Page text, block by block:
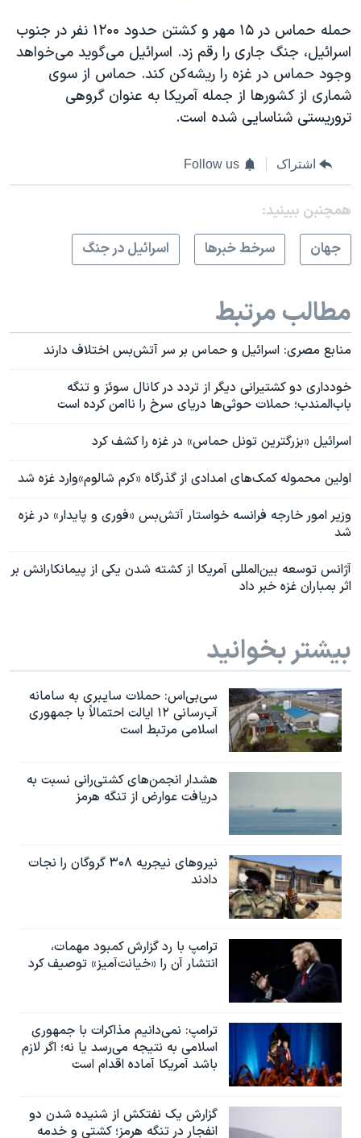
حمله حماس در ۱۵ مهر و کشتن حدود ۱۲۰۰ نفر در جنوب
اسرائيل، جنگ جاری را رقم زد. اسرائيل می‌گوید می‌خواهد
وجود حماس در غزه را ریشه‌کن کند. حماس از سوی
شماری از کشورها از جمله آمریکا به عنوان گروهی
تروریستی شناسایی شده است.
اشتراک Follow us
همچنبن ببینید:
جهان
سرخط خبرها اسرائیل در جنگ
مطالب مرتبط
منابع مصری: اسرائیل و حماس بر سر آتش‌بس اختلاف دارند
خودداری دو کشتیرانی دیگر از تردد در کانال سوئز و تنگه
باب‌المندب؛ حملات حوثی‌ها دریای سرخ را ناامن کرده است
اسرائيل «بزرگترین تونل حماس» در غزه را کشف کرد
اولین محموله‌ کمک‌های امدادی از گذرگاه «کرم شالوم»وارد غزه شد
وزیر امور خارجه فرانسه خواستار آتش‌بس «فوری و پایدار» در غزه
شد
آژانس توسعه بین‌المللی آمریکا از کشته شدن یکی از پیمانکارانش بر
اثر بمباران غزه خبر داد
بیشتر بخوانید
سی‌بی‌اس: حملات سایبری به سامانه
آب‌رسانی ۱۲ ایالت احتمالاً با جمهوری
اسلامی مرتبط است
هشدار انجمن‌های کشتی‌رانی نسبت به
دریافت عوارض از تنگه هرمز
نیروهای نیجریه‌ ۳۰۸ گروگان را نجات
دادند
ترامپ با رد گزارش کمبود مهمات،
انتشار آن را «خیانت‌آمیز» توصیف کرد
ترامپ: نمی‌دانیم مذاکرات با جمهوری
اسلامی به نتیجه می‌رسد یا نه؛ اگر لازم
باشد آمریکا آماده اقدام است
گزارش یک نفتکش از شنیده شدن دو
انفجار در تنگه هرمز؛ کشتی و خدمه